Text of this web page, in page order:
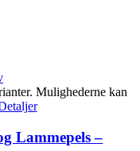
Mulighederne kan
Lammepels –